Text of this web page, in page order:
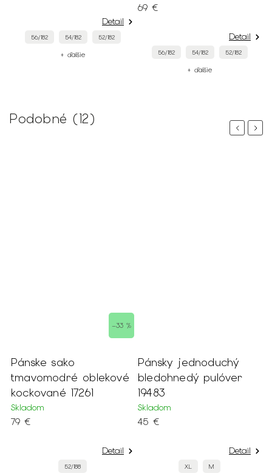
Detail
56/182 54/182 52/182
+ ďalšie
69 €
Detail
56/182 54/182 52/182
+ ďalšie
Podobné (12)
Previous
–33 %
Pánske sako
tmavomodré oblekové
kockované 17261
Skladom
79 €
Detail
52/188
Pánsky jednoduchý
bledohnedý pulóver
19483
Skladom
45 €
Detail
XL M
Next